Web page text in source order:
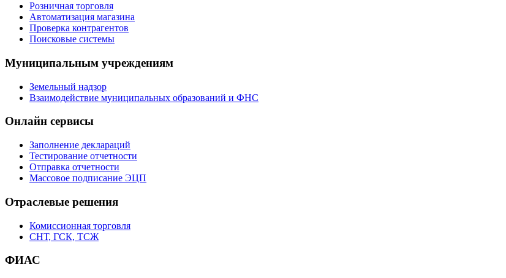
Розничная торговля
Автоматизация магазина
Проверка контрагентов
Поисковые системы
Муниципальным учреждениям
Земельный надзор
Взаимодействие муниципальных образований и ФНС
Онлайн сервисы
Заполнение деклараций
Тестирование отчетности
Отправка отчетности
Массовое подписание ЭЦП
Отраслевые решения
Комиссионная торговля
СНТ, ГСК, ТСЖ
ФИАС